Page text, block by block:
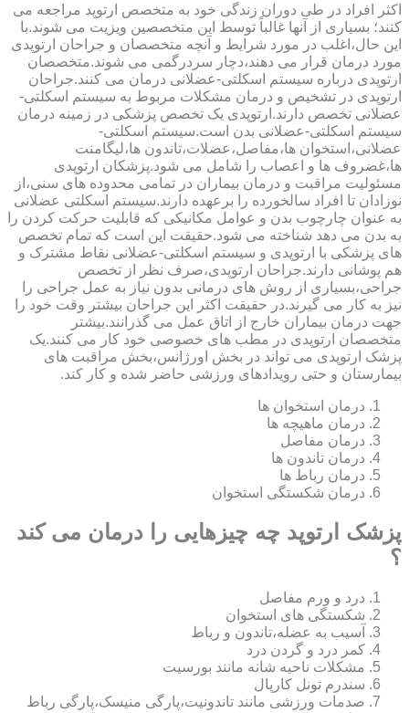
اکثر افراد در طی دوران زندگی خود به متخصص ارتوپد مراجعه می
کنند؛ بسیاری از آنها غالباً توسط این متخصصین ویزیت می شوند.با
این حال،اغلب در مورد شرایط و آنچه متخصصان و جراحان ارتوپدی
مورد درمان قرار می دهند،دچار سردرگمی می شوند.متخصصان
ارتوپدی درباره سیستم اسکلتی-عضلانی درمان می کنند.جراحان
ارتوپدی در تشخیص و درمان مشکلات مربوط به سیستم اسکلتی-
عضلانی تخصص دارند.ارتوپدی یک تخصص پزشکی در زمینه درمان
سیستم اسکلتی-عضلانی بدن است.سیستم اسکلتی-
عضلانی،استخوان ها،مفاصل،عضلات،تاندون ها،لیگامنت
ها،غضروف ها و اعصاب را شامل می شود.پزشکان ارتوپدی
مسئولیت مراقبت و درمان بیماران در تمامی محدوده های سنی،از
نوزادان تا افراد سالخورده را برعهده دارند.سیستم اسکلتی عضلانی
به عنوان چارچوب بدن و عوامل مکانیکی که قابلیت حرکت کردن را
به بدن می دهد شناخته می شود.حقیقت این است که تمام تخصص
های پزشکی با ارتوپدی و سیستم اسکلتی-عضلانی نقاط مشترک و
هم پوشانی دارند.جراحان ارتوپدی،صرف نظر از تخصص
جراحی،بسیاری از روش های درمانی بدون نیاز به عمل جراحی را
نیز به کار می گیرند.در حقیقت اکثر این جراحان بیشتر وقت خود را
جهت درمان بیماران خارج از اتاق عمل می گذرانند.بیشتر
متخصصان ارتوپدی در مطب های خصوصی خود کار می کنند.یک
پزشک ارتوپدی می تواند در بخش اورژانس،بخش مراقبت های
بیمارستان و حتی رویدادهای ورزشی حاضر شده و کار کند.
درمان استخوان ها
درمان ماهیچه ها
درمان مفاصل
درمان تاندون ها
درمان رباط ها
درمان شکستگی استخوان
پزشک ارتوپد چه چیزهایی را درمان می کند
؟
درد و ورم مفاصل
شکستگی های استخوان
آسیب به عضله،تاندون و رباط
کمر درد و گردن درد
مشکلات ناحیه شانه مانند بورسیت
سندرم تونل کارپال
صدمات ورزشی مانند تاندونیت،پارگی منیسک،پارگی رباط